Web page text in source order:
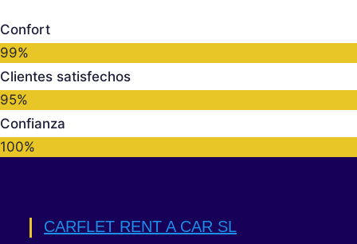
Confort
99%
Clientes satisfechos
95%
Confianza
100%
CARFLET RENT A CAR SL